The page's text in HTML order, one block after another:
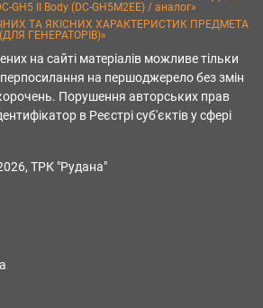
GH5 II Body (DC-GH5M2EE) / аналог»
ТА ЯКІСНИХ ХАРАКТЕРИСТИК ПРЕДМЕТА
ГЕНЕРАТОРІВ)»
на сайті матеріалів можливе тільки
на першоджерело без змін
Порушення авторських прав
в Реєстрі суб'єктів у сфері
ТРК "Рудана"